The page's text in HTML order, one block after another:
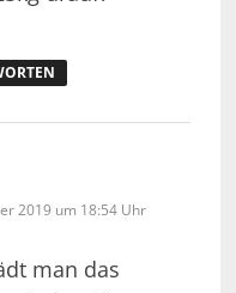
2019 um 18:54 Uhr
man das